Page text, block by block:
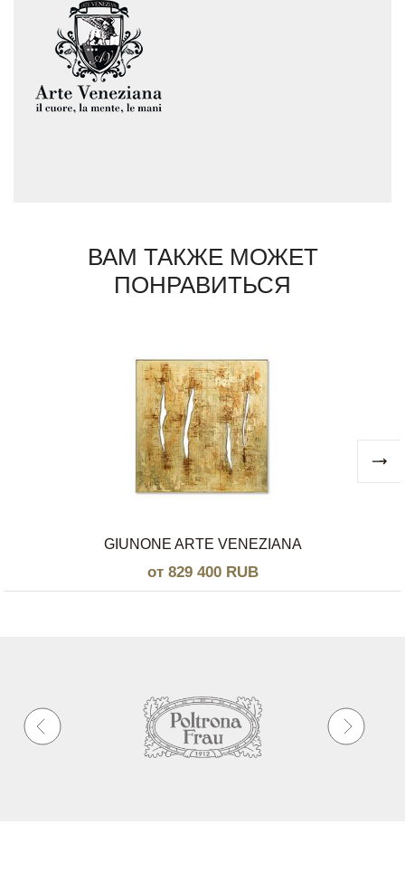
ВАМ ТАКЖЕ МОЖЕТ
ПОНРАВИТЬСЯ
GIUNONE ARTE VENEZIANA
от 829 400 RUB